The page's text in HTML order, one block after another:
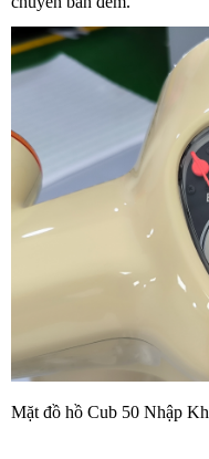
Mặt đồ hồ Cub 50 Nhập